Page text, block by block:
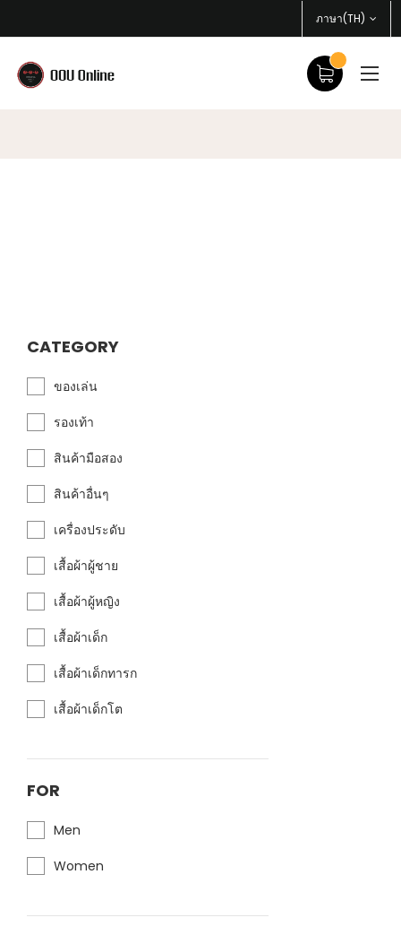
ภาษา(TH)
CATEGORY
ของเล่น
รองเท้า
สินค้ามือสอง
สินค้าอื่นๆ
เครื่องประดับ
เสื้อผ้าผู้ชาย
เสื้อผ้าผู้หญิง
เสื้อผ้าเด็ก
เสื้อผ้าเด็กทารก
เสื้อผ้าเด็กโต
FOR
Men
Women